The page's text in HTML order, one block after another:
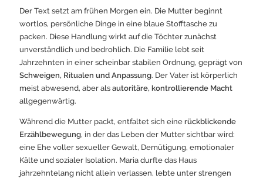
Der Text setzt am frühen Morgen ein. Die Mutter beginnt
wortlos, persönliche Dinge in eine blaue Stofftasche zu
packen. Diese Handlung wirkt auf die Töchter zunächst
unverständlich und bedrohlich. Die Familie lebt seit
Jahrzehnten in einer scheinbar stabilen Ordnung, geprägt von
Schweigen, Ritualen und Anpassung. Der Vater ist körperlich
meist abwesend, aber als autoritäre, kontrollierende Macht
allgegenwärtig.
Während die Mutter packt, entfaltet sich eine rückblickende
Erzählbewegung, in der das Leben der Mutter sichtbar wird:
eine Ehe voller sexueller Gewalt, Demütigung, emotionaler
Kälte und sozialer Isolation. Maria durfte das Haus
jahrzehntelang nicht allein verlassen, lebte unter strengen